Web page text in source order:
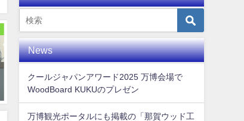
Surfboard
「STORYLINE 瀬長島」の
News
クールジャパンアワード2025 万博会場で
WoodBoard KUKUのプレゼン
万博観光ポータルにも掲載の「那賀ウッド工